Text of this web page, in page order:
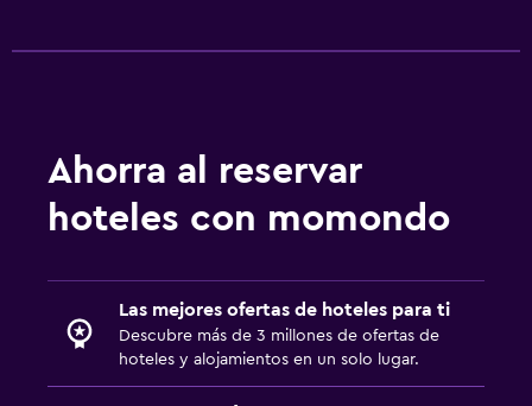
Ahorra al reservar
hoteles con momondo
Las mejores ofertas de hoteles para ti
Descubre más de 3 millones de ofertas de
hoteles y alojamientos en un solo lugar.